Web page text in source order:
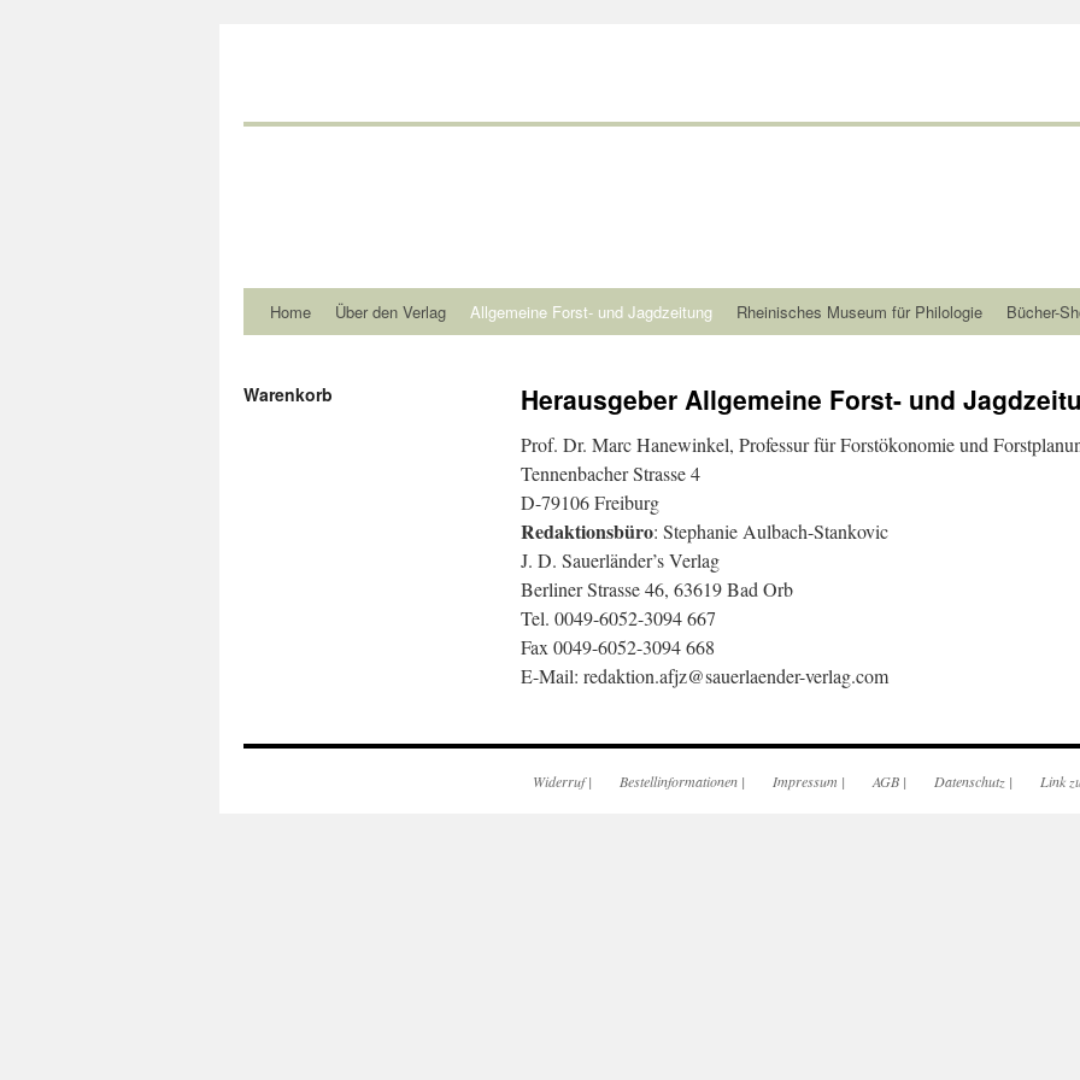
Home Über den Verlag Allgemeine Forst- und Jagdzeitung Rheinisches Museum für Philologie Bücher-
Herausgeber Allgemeine Forst- und
Prof. Dr. Marc Hanewinkel, Professur für Forstökonomie und
Tennenbacher Strasse 4
D-79106 Freiburg
Redaktionsbüro: Stephanie Aulbach-Stankovic
J. D. Sauerländer’s Verlag
Berliner Strasse 46, 63619 Bad Orb
Tel. 0049-6052-3094 667
Fax 0049-6052-3094 668
E-Mail: redaktion.afjz@sauerlaender-verlag.com
Warenkorb
Widerruf| Bestellinformationen | Impressum | AGB | Datenschutz | Link